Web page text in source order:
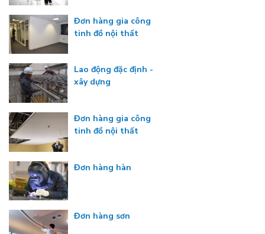
Đơn hàng gia công
tinh đồ nội thất
Lao động đặc định -
xây dựng
Đơn hàng gia công
tinh đồ nội thất
Đơn hàng hàn
Đơn hàng sơn